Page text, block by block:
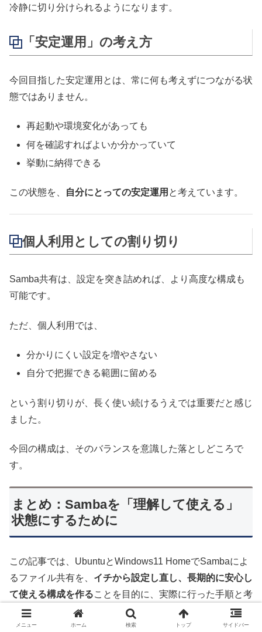
冷静に切り分けられるようになります。
「安定運用」の考え方
今回目指した安定運用とは、常に何も考えずにつながる状
態ではありません。
再起動や環境変化があっても
何を確認すればよいか分かっていて
挙動に納得できる
この状態を、 自分にとっての安定運用 と考えています。
個人利用としての割り切り
Samba共有は、設定を突き詰めれば、より高度な構成も
可能です。
ただ、個人利用では、
分かりにくい設定を増やさない
自分で把握できる範囲に留める
という割り切りが、長く使い続けるうえでは重要だと感じ
ました。
今回の構成は、そのバランスを意識した落としどころで
す。
まとめ：Sambaを「理解して使える」
状態にするために
この記事では、UbuntuとWindows11 HomeでSambaによ
るファイル共有を、 イチから設定し直し、長期的に安心し
て使える構成を作ることを目的に、実際に行った手順と考
え方をまとめてきました。
メニュー ホーム 検索 トップ サイドバー